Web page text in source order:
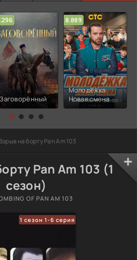
Заговорённый
8.889
Молодёжка:
Новая смена
на борту Pan Am 103
Pan Am 103 (1
сезон)
OF PAN AM 103
1 сезон 1-6 серия